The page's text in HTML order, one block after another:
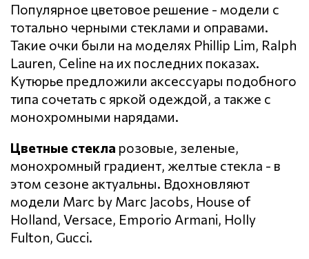
Популярное цветовое решение - модели с
тотально черными стеклами и оправами.
Такие очки были на моделях Phillip Lim, Ralph
Lauren, Celine на их последних показах.
Кутюрье предложили аксессуары подобного
типа сочетать с яркой одеждой, а также с
монохромными нарядами.
Цветные стекла розовые, зеленые,
монохромный градиент, желтые стекла - в
этом сезоне актуальны. Вдохновляют
модели Marc by Marc Jacobs, House of
Holland, Versace, Emporio Armani, Holly
Fulton, Gucci.